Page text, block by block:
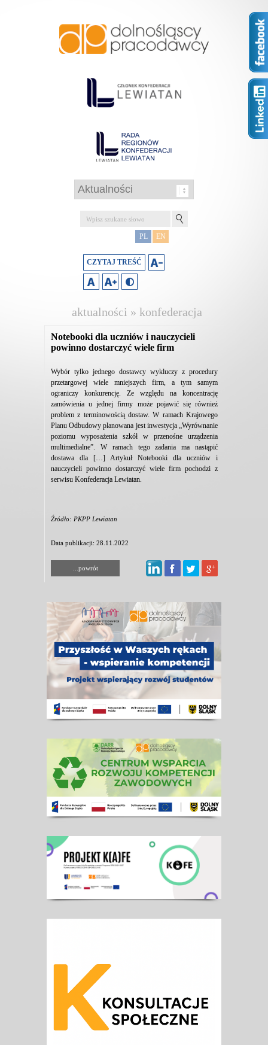
PL EN
CZYTAJ TREŚĆ
aktualności » konfederacja
Notebooki dla uczniów i nauczycieli
powinno dostarczyć wiele firm
Wybór tylko jednego dostawcy wykluczy z procedury
przetargowej wiele mniejszych firm, a tym samym
ograniczy konkurencję. Ze względu na koncentrację
zamówienia u jednej firmy może pojawić się również
problem z terminowością dostaw. W ramach Krajowego
Planu Odbudowy planowana jest inwestycja „Wyrównanie
poziomu wyposażenia szkół w przenośne urządzenia
multimedialne”. W ramach tego zadania ma nastąpić
dostawa dla […] Artykuł Notebooki dla uczniów i
nauczycieli powinno dostarczyć wiele firm pochodzi z
serwisu Konfederacja Lewiatan.
Źródło: PKPP Lewiatan
Data publikacji: 28.11.2022
...powrót